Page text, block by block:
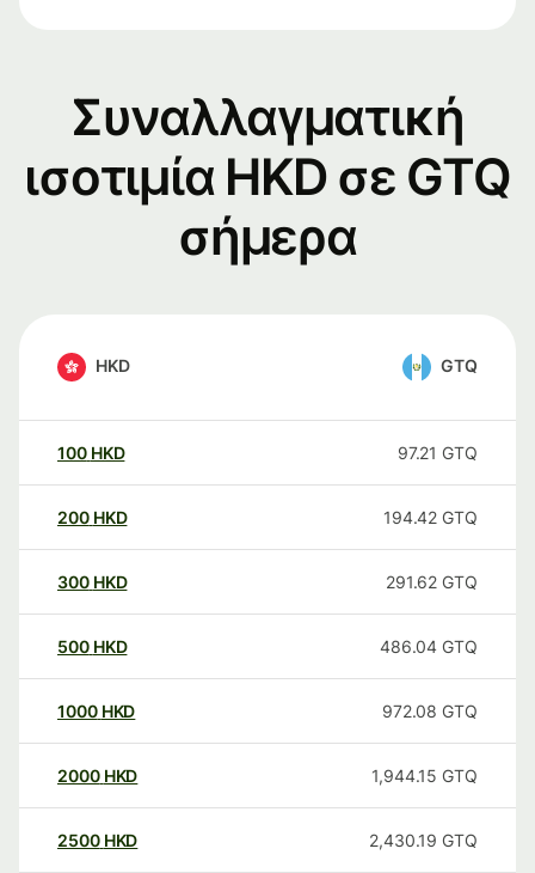
Συναλλαγματική
ισοτιμία HKD σε GTQ
σήμερα
HKD GTQ
100 HKD 97.21 GTQ
200 HKD 194.42 GTQ
300 HKD 291.62 GTQ
500 HKD 486.04 GTQ
1000 HKD 972.08 GTQ
2000 HKD 1,944.15 GTQ
2500 HKD 2,430.19 GTQ